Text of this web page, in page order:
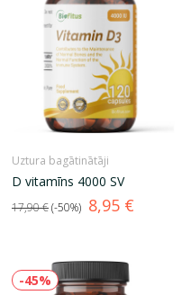
Uztura bagātinātāji
D vitamīns 4000 SV
Standarta
cena
17,90 € -50% Cena
8,95 €
-45%